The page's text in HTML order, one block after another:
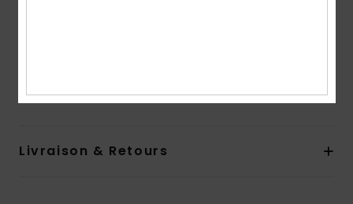
Traçabilité du produit (Loi Agec)
Livraison & Retours